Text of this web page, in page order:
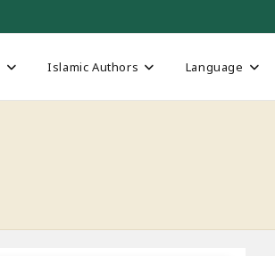
Islamic Authors Language